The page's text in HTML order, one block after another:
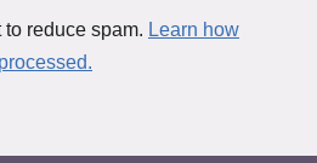
reduce spam. Learn how